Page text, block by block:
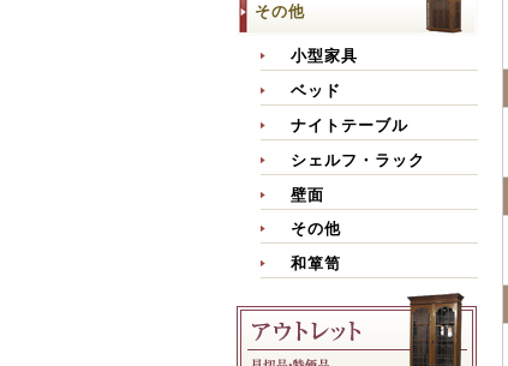
その他
小型家具
ベッド
ナイトテーブル
シェルフ・ラック
壁面
その他
和箪笥